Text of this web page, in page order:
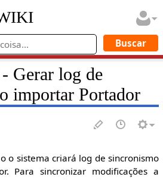
Gerar log de
importar Portador
o sistema criará log de sincronismo
Para sincronizar modificações a